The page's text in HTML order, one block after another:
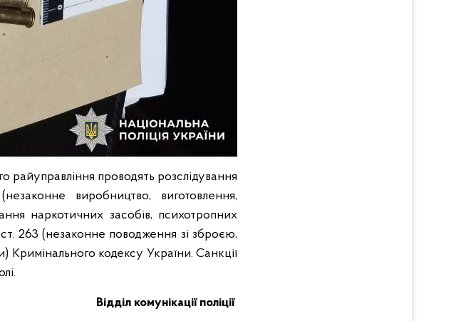
райуправління проводять розслідування
виробництво, виготовлення,
наркотичних засобів, психотропних
263 (незаконне поводження зі зброєю,
кодексу України. Санкції
Відділ комунікації поліції